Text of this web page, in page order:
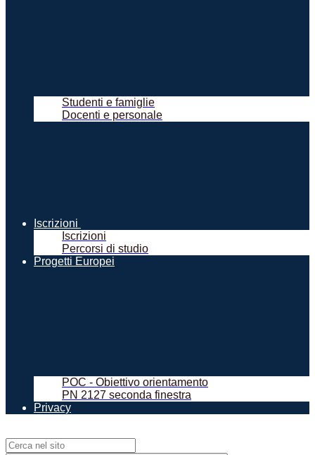
Studenti e famiglie
Docenti e personale
Iscrizioni
Iscrizioni
Percorsi di studio
Progetti Europei
POC - Obiettivo orientamento
PN 2127 seconda finestra
Privacy